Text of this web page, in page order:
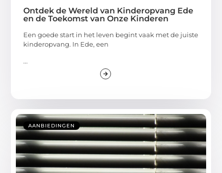
Ontdek de Wereld van Kinderopvang Ede
en de Toekomst van Onze Kinderen
Een goede start in het leven begint vaak met de juiste
kinderopvang. In Ede, een
...
AANBIEDINGEN